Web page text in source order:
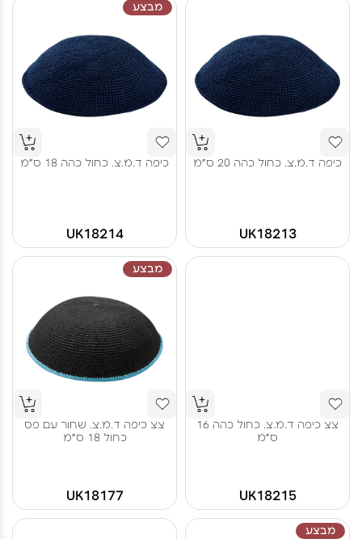
כיפה ד.מ.צ. כחול כהה 20 ס"מ
UK18213
מבצע
כיפה ד.מ.צ. כחול כהה 18 ס"מ
UK18214
צצ כיפה ד.מ.צ. כחול כהה 16
ס"מ
UK18215
מבצע
צצ כיפה ד.מ.צ. שחור עם פס
כחול 18 ס"מ
UK18177
מבצע